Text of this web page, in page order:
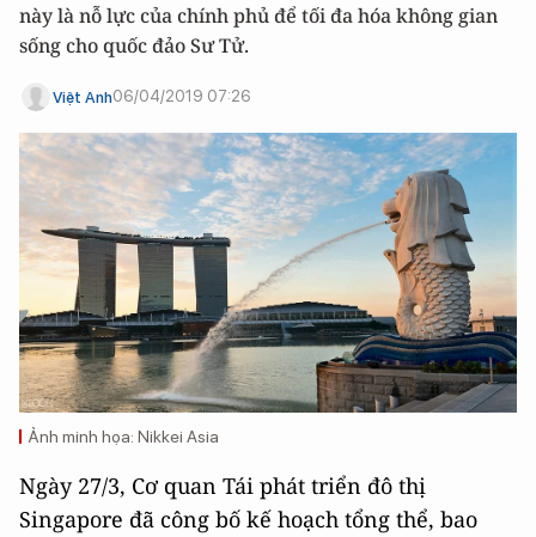
này là nỗ lực của chính phủ để tối đa hóa không gian
sống cho quốc đảo Sư Tử.
Việt Anh06/04/2019 07:26
Ảnh minh họa: Nikkei Asia
Ngày 27/3, Cơ quan Tái phát triển đô thị
Singapore đã công bố kế hoạch tổng thể, bao